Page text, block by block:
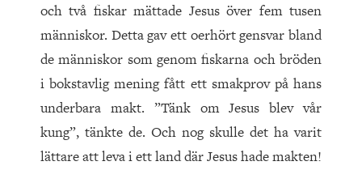
och två fiskar mättade Jesus över fem tusen
människor. Detta gav ett oerhört gensvar bland
de människor som genom fiskarna och bröden
i bokstavlig mening fått ett smakprov på hans
underbara makt. ”Tänk om Jesus blev vår
kung”, tänkte de. Och nog skulle det ha varit
lättare att leva i ett land där Jesus hade makten!